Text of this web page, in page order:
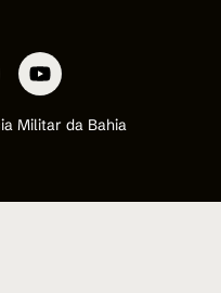
Militar da Bahia